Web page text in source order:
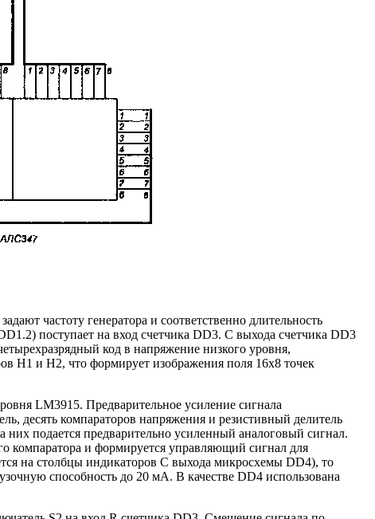
частоту генератора и соответственно длительность
поступает на вход счетчика DD3. С выхода счетчика DD3
код в напряжение низкого уровня,
Н1 и Н2, что формирует изображения поля 16x8 точек
LM3915. Предварительное усиление сигнала
десять компараторов напряжения и резистивный делитель
подается предварительно усиленный аналоговый сигнал.
компаратора и формируется управляющий сигнал для
на столбцы индикаторов С выхода микросхемы DD4), то
способность до 20 мА. В качестве DD4 использована